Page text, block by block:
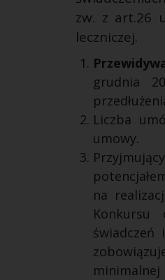
zw. z art.26
leczniczej.
grudnia
Liczba
umowy.
na
Konkursu
świadczeń
minimalnej